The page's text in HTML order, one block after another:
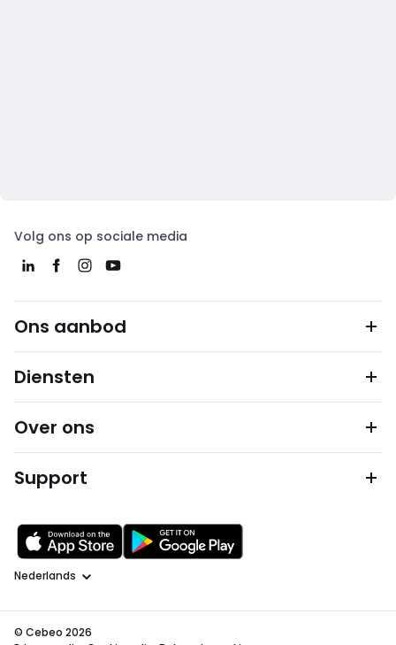
Volg ons op sociale media
Ons aanbod
Diensten
Over ons
Support
Taal
© Cebeo 2026